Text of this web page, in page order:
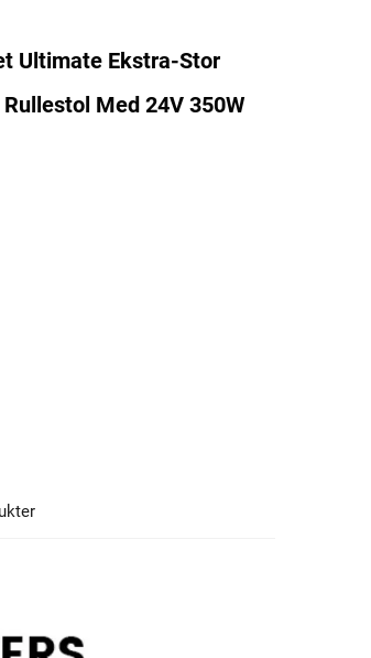
Ultimate Ekstra-Stor
Med 24V 350W